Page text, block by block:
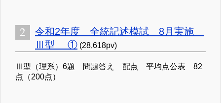
令和2年度 全統記述模試 8月実施
Ⅲ型 ① (28,618pv)
Ⅲ型（理系）6題 問題答え 配点 平均点公表 82
点（200点）